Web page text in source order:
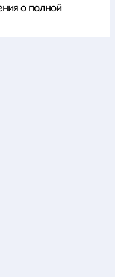
о полной